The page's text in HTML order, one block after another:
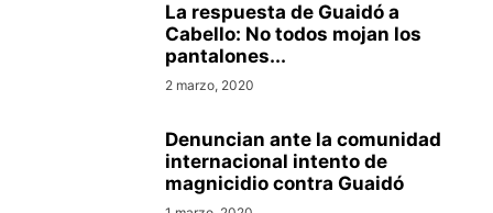
La respuesta de Guaidó a
Cabello: No todos mojan los
pantalones...
2 marzo, 2020
Denuncian ante la comunidad
internacional intento de
magnicidio contra Guaidó